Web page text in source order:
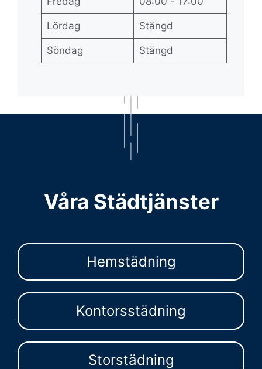
Lördag Stängd
Söndag Stängd
Våra Städtjänster
Hemstädning
Kontorsstädning
Storstädning